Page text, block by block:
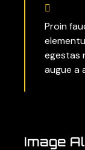
Proin
egestas
augue a
Image